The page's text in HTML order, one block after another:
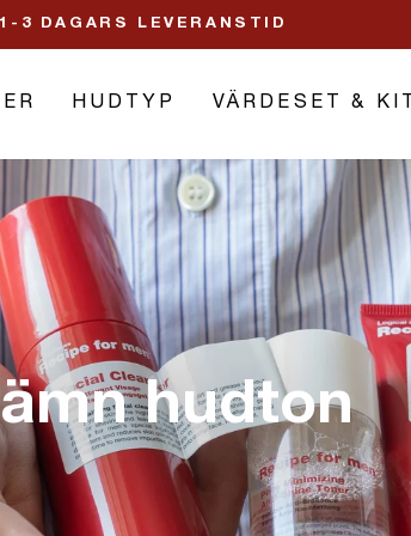
slideshow
FRI FRAKT över 399 kr
HUDTYP VÄRDESET & KIT
hudton